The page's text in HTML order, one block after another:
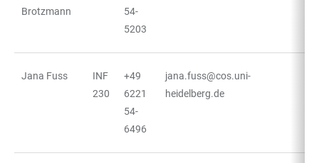
Brotzmann
54-
5203
Jana Fuss
INF
230
+49
6221
54-
6496
jana.fuss@cos.uni-
heidelberg.de